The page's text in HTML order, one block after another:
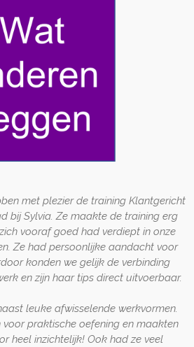
met plezier de training Klantgericht
bij Sylvia. Ze maakte de training erg
vooraf goed had verdiept in onze
Ze had persoonlijke aandacht voor
konden we gelijk de verbinding
en zijn haar tips direct uitvoerbaar.
leuke afwisselende werkvormen.
praktische oefening en maakten
heel inzichtelijk! Ook had ze veel